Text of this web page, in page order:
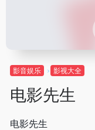
影音娱乐 影视大全
电影先生
电影先生